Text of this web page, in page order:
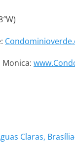
Claras,